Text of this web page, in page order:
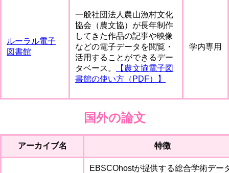
ルーラル電子
図書館
一般社団法人農山漁村文化
協会（農文協）が長年制作
してきた作品の記事や映像
などの電子データを閲覧・
活用することができるデー
タベース。
【農文協電子図
書館の使い方（PDF）】
学内専用
国外の論文
アーカイブ名 特徴
EBSCOhostが提供する総合学術デー